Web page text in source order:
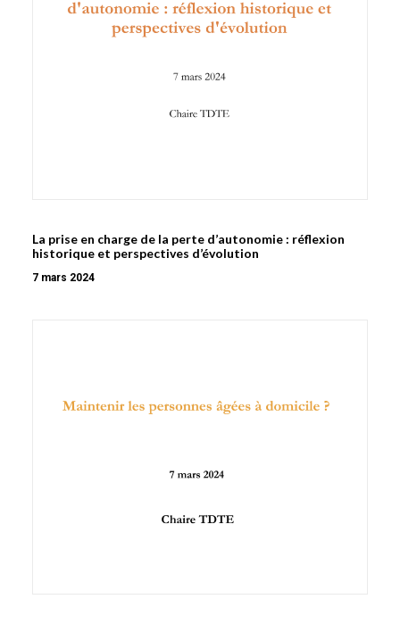
La prise en charge de la perte d’autonomie : réflexion
historique et perspectives d’évolution
7 mars 2024